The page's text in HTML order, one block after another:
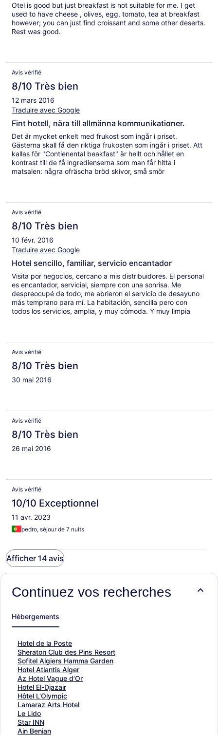
Otel is good but just breakfast is not suitable for me. I get
used to have cheese , olives, egg, tomato, tea at breakfast
however; you can just find croissant and some other deserts.
Rest was good.
Avis vérifié
8/10 Très bien
12 mars 2016
Traduire avec Google
Fint hotell, nära till allmänna kommunikationer.
Det är mycket enkelt med frukost som ingår i priset.
Gästerna skall få den riktiga frukosten som ingår i priset. Att
kallas för "Contienental beakfast" är hellt och hållet en
kontrast till de få ingredienserna som man får hitta i
matsalen: några ofräscha bröd skivor, små smör
kafféer.
Avis vérifié
8/10 Très bien
10 févr. 2016
Traduire avec Google
Hotel sencillo, familiar, servicio encantador
Visita por negocios, cercano a mis distribuidores. El personal
es encantador, servicial, siempre con una sonrisa. Me
despreocupé de todo, me abrieron el servicio de desayuno
más temprano para mí. La habitación, sencilla pero con
todos los servicios, amplia, y muy cómoda. Y muy limpia
Avis vérifié
8/10 Très bien
30 mai 2016
Avis vérifié
8/10 Très bien
26 mai 2016
Avis vérifié
10/10 Exceptionnel
11 avr. 2023
pedro, séjour de 7 nuits
Afficher 14 avis
Continuez vos recherches
Hébergements
Hotel de la Poste
L
i
e
n
o
u
v
r
a
n
t
Sheraton Club des Pins Resort
L
i
e
n
o
u
v
r
a
n
Sofitel Algiers Hamma Garden
L
i
e
n
o
u
v
r
a
Hotel Atlantis Alger
L
i
e
n
o
u
v
r
Az Hotel Vague d’Or
L
i
e
n
o
u
v
Hotel El-Djazair
L
i
e
n
o
u
Hôtel L'Olympic
L
i
e
n
o
Lamaraz Arts Hotel
L
i
e
n
Le Lido
L
i
e
Star INN
L
iAin Benian
L